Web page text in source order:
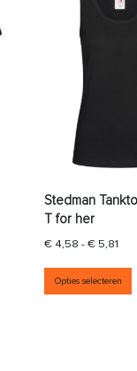
6,73 tot € 8,01
heeft meerdere
Stedman
T for her
€ 4,58 -€ 5,81
Opties selecteren